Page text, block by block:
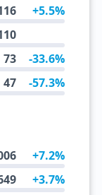
+5.5%
73 -33.6%
47 -57.3%
+7.2%
+3.7%